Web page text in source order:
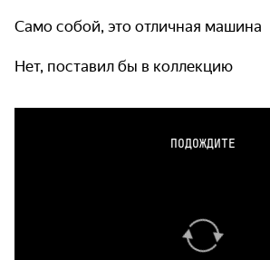
Само собой, это отличная машина
Нет, поставил бы в коллекцию
ПОДОЖДИТЕ